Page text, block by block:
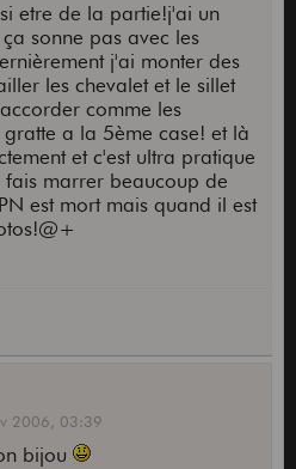
etre de la partie!j'ai un
sonne pas avec les
j'ai monter des
les chevalet et le sillet
comme les
a la 5ème case! et là
et c'est ultra pratique
marrer beaucoup de
est mort mais quand il est
2006, 03:39
bijou